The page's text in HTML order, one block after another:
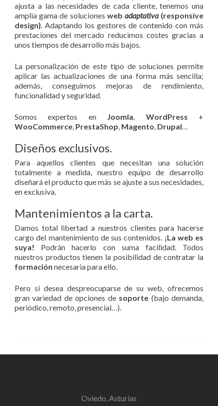
ajusta a las necesidades de cada cliente, tenemos una
amplia gama de soluciones web adaptativa(responsive
design). Adaptando los gestores de contenido con más
prestaciones del mercado reducimos costes gracias a
unos tiempos de desarrollo más bajos.
La personalización de este tipo de soluciones permite
aplicar las actualizaciones de una forma más sencilla;
además, conseguimos mejoras de rendimiento,
funcionalidad y seguridad.
Somos expertos en Joomla, WordPress +
WooCommerce, PrestaShop, Magento, Drupal…
Diseños exclusivos.
Para aquellos clientes que necesitan una solución
totalmente a medida, nuestro equipo de desarrollo
diseñará el producto que más se ajuste a sus necesidades,
en exclusiva.
Mantenimientos a la carta.
Damos total libertad a nuestros clientes para hacerse
cargo del mantenimiento de sus contenidos. ¡La web es
suya!
Podrán hacerlo con suma facilidad. Todos
nuestros productos tienen la posibilidad de contratar la
formación necesaria para ello.
Pero si desea despreocuparse de su web, ofrecemos
gran variedad de opciones de soporte (bajo demanda,
periódico, remoto, presencial…).
Oviedo, Asturias